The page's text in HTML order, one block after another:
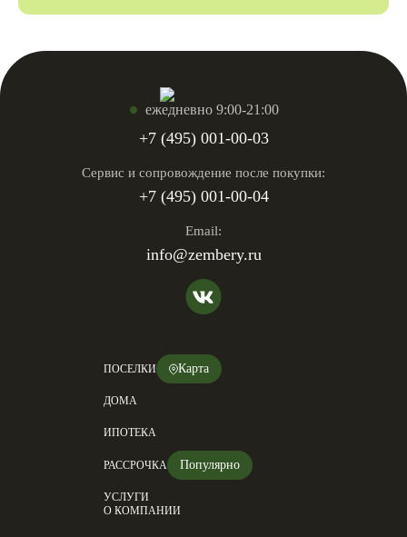
ежедневно 9:00-21:00
+7 (495) 001-00-03
Cервис и сопровождение после покупки:
+7 (495) 001-00-04
Email:
info@zembery.ru
ПОСЕЛКИ Карта
ДОМА
ИПОТЕКА
РАССРОЧКА Популярно
УСЛУГИ
О КОМПАНИИ